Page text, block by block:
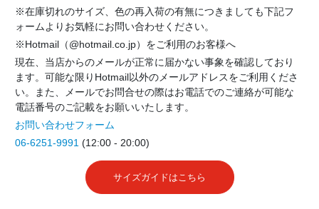
※在庫切れのサイズ、色の再入荷の有無につきましても下記フ
ォームよりお気軽にお問い合わせください。
※Hotmail（@hotmail.co.jp）をご利用のお客様へ
現在、当店からのメールが正常に届かない事象を確認しており
ます。可能な限りHotmail以外のメールアドレスをご利用くださ
い。また、メールでお問合せの際はお電話でのご連絡が可能な
電話番号のご記載をお願いいたします。
お問い合わせフォーム
06-6251-9991 (12:00 - 20:00)
サイズガイドはこちら